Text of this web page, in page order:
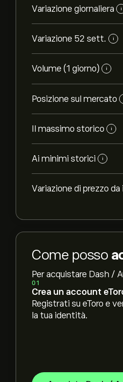
Variazione giornaliera i
Variazione 52 sett. i
Volume (1 giorno) i
Posizione sul mercato
Il massimo storico i
Ai minimi storici i
Variazione di prezzo da
Come posso
Per acquistare Dash /
01
Crea un account
Registrati su eToro e
la tua identità.